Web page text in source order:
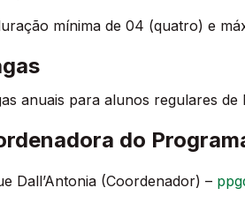
mínima de 04 (quatro) e
anuais para alunos regulares
a do
Dall’Antonia (Coordenador) –